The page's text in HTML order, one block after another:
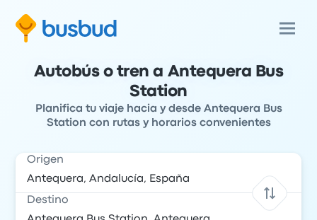
Autobús o tren a Antequera Bus
Station
Planifica tu viaje hacia y desde Antequera Bus
Station con rutas y horarios convenientes
Origen
Destino